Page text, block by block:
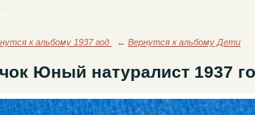
к альбому 1937 год ← Вернутся к альбому Дети
Юный натуралист 1937